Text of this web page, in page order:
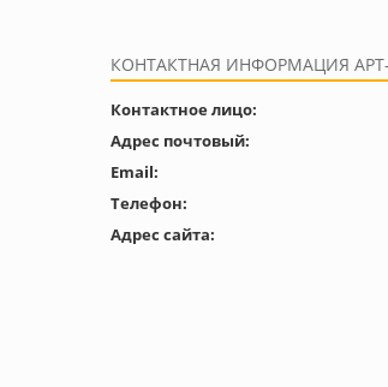
КОНТАКТНАЯ ИНФОРМАЦИЯ
Контактное лицо:
Адрес почтовый:
Email:
Телефон:
Адрес сайта: